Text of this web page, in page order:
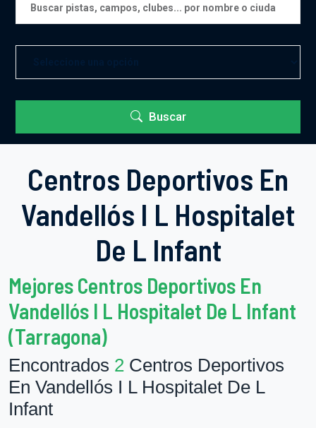
Buscar
Centros Deportivos En
Vandellós I L Hospitalet
De L Infant
Mejores Centros Deportivos En
Vandellós I L Hospitalet De L Infant
(Tarragona)
Encontrados 2 Centros Deportivos
En Vandellós I L Hospitalet De L
Infant